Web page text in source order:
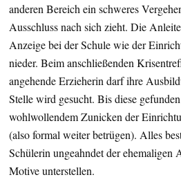
anderen Bereich ein schweres
Ausschluss nach sich zieht. Die
Anzeige bei der Schule wie der
nieder. Beim anschließenden
angehende Erzieherin darf ihre
Stelle wird gesucht. Bis diese
wohlwollendem Zunicken der
(also formal weiter betrügen). Alles
Schülerin ungeahndet der ehemaligen
Motive unterstellen.